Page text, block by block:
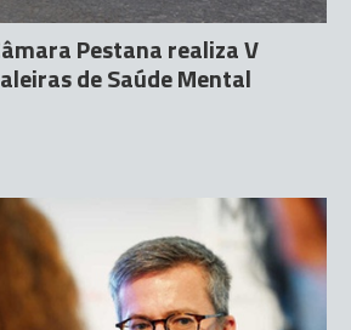
Pestana realiza V
de Saúde Mental